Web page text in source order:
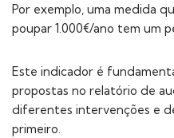
Por exemplo, uma medida
poupar 1.000€/ano tem um
Este indicador é
propostas no relatório de
diferentes intervenções e
primeiro.